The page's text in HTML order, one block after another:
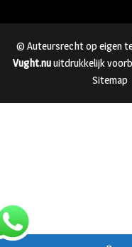
© Auteursrecht op eigen
Vught.nuuitdrukkelijk
Sitemap